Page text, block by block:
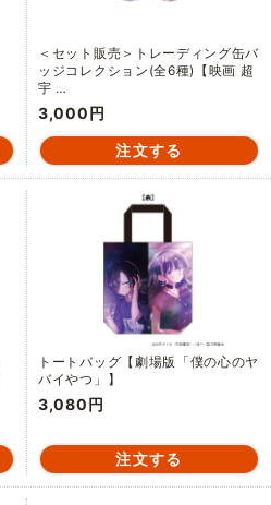
＜セット販売＞トレーディング缶バ
ッジコレクション(全6種)【映画 超
宇 …
3,000円
トートバッグ【劇場版「僕の心のヤ
バイやつ」】
3,080円